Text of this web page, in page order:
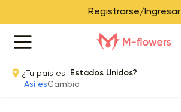
Registrarse/Ingresar
¿Tu país es
Estados Unidos?
Así esCambia